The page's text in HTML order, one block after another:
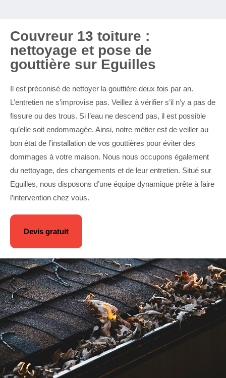
Couvreur 13 toiture :
nettoyage et pose de
gouttière sur Eguilles
Il est préconisé de nettoyer la gouttière deux fois par an.
L’entretien ne s’improvise pas. Veillez à vérifier s’il n’y a pas de
fissure ou des trous. Si l’eau ne descend pas, il est possible
qu’elle soit endommagée. Ainsi, notre métier est de veiller au
bon état de l’installation de vos gouttières pour éviter des
dommages à votre maison. Nous nous occupons également
du nettoyage, des changements et de leur entretien. Situé sur
Eguilles, nous disposons d’une équipe dynamique prête à faire
l’intervention chez vous.
Devis gratuit